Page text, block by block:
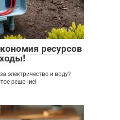
0
ресурсов
электричество и воду?
решение!